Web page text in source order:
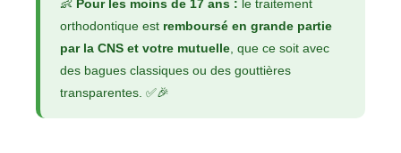
👶 Pour les moins de 17 ans : le traitement
orthodontique est remboursé en grande partie
par la CNS et votre mutuelle , que ce soit avec
des bagues classiques ou des gouttières
transparentes. ✅🎉